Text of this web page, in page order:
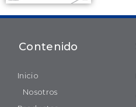
Contenido
Inicio
Nosotros